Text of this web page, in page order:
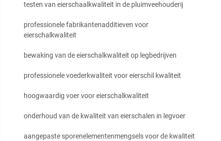
testen van eierschaalkwaliteit in de pluimveehouderij
professionele fabrikantenadditieven voor
eierschalkwaliteit
bewaking van de eierschalkwaliteit op legbedrijven
professionele voederkwaliteit voor eierschil kwaliteit
hoogwaardig voer voor eierschalkwaliteit
onderhoud van de kwaliteit van eierschalen in legvoer
aangepaste sporenelementenmengsels voor de kwaliteit